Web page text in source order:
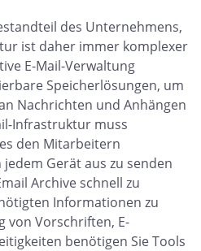
des Unternehmens,
ist daher immer komplexer
E-Mail-Verwaltung
Speicherlösungen, um
Nachrichten und Anhängen
Infrastruktur muss
den Mitarbeitern
Gerät aus zu senden
Archive schnell zu
Informationen zu
von Vorschriften, E-
benötigen Sie Tools